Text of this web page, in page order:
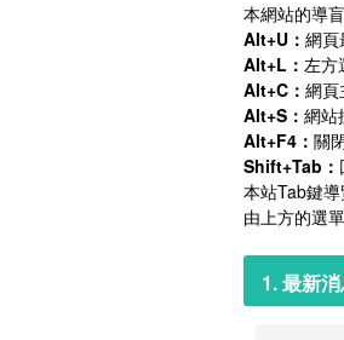
本網站的導
Alt+U： 網頁
Alt+L： 左方
Alt+C： 網頁
Alt+S： 網站
Alt+F4： 關
Shift+Tab：
本站Tab鍵導
由上方的選
1. 最新